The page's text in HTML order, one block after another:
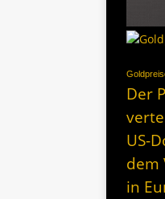
Der
US-
dem
in